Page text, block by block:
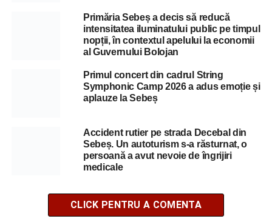
Primăria Sebeș a decis să reducă
intensitatea iluminatului public pe timpul
nopții, în contextul apelului la economii
al Guvernului Bolojan
Primul concert din cadrul String
Symphonic Camp 2026 a adus emoție și
aplauze la Sebeș
Accident rutier pe strada Decebal din
Sebeș. Un autoturism s-a răsturnat, o
persoană a avut nevoie de îngrijiri
medicale
CLICK PENTRU A COMENTA